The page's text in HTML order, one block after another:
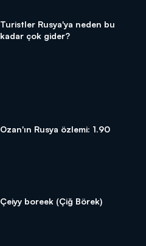
Turistler Rusya'ya neden bu
kadar çok gider?
Ozan'ın Rusya özlemi: 1.90
Çeiyy boreek (Çiğ Börek)